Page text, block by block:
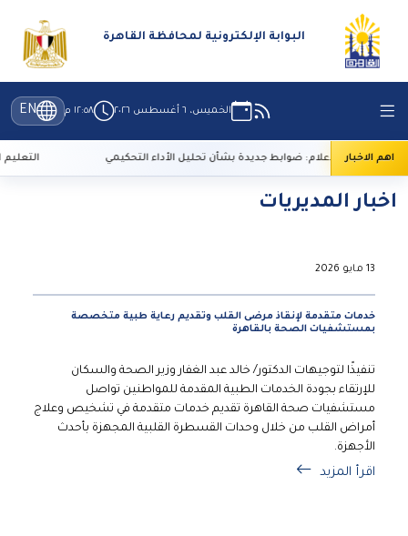
البوابة الإلكترونية لمحافظة القاهرة
الخميس، ٦ أغسطس ٢٠٢٦ ١٢:٥٨ م EN
اهم الاخبار
الأعلى للإعلام: ضوابط جديدة بشأن تحليل الأداء التحكيمي التعليم العالي: 29 ألف طالب سجلوا رغباتهم في
اخبار المديريات
13 مايو 2026
خدمات متقدمة لإنقاذ مرضى القلب وتقديم رعاية طبية متخصصة
بمستشفيات الصحة بالقاهرة
تنفيذًا لتوجيهات الدكتور/ خالد عبد الغفار وزير الصحة والسكان
للإرتقاء بجودة الخدمات الطبية المقدمة للمواطنين تواصل
مستشفيات صحة القاهرة تقديم خدمات متقدمة في تشخيص وعلاج
أمراض القلب من خلال وحدات القسطرة القلبية المجهزة بأحدث
الأجهزة.
اقرأ المزيد